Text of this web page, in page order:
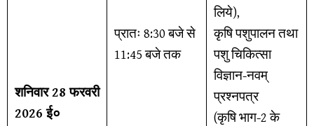
शनिवार 28 फरवरी
2026 ई०
प्रातः 8:30 बजे से
11:45 बजे तक
लिये),
कृषि पशुपालन तथा
पशु चिकित्सा
विज्ञान-नवम्
प्रश्नपत्र
(कृषि भाग-2 के